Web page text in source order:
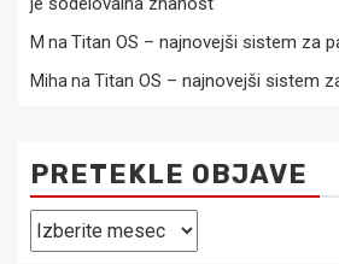
M na Titan OS – najnovejši sistem za
Miha na Titan OS – najnovejši sistem
PRETEKLE OBJAVE
Pretekle
objave